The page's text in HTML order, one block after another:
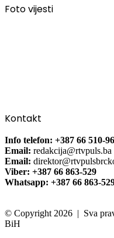
Foto vijesti
Kontakt
Info telefon: +387 66 510-
Email: redakcija@rtvpuls.ba
Email:
Viber: +387 66 863-529
Whatsapp: +387 66 863-
© Copyright 2026 | Sva
BiH